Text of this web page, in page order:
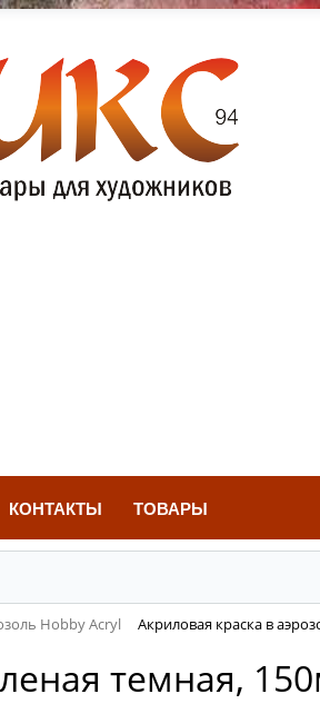
КОНТАКТЫ ТОВАРЫ
Hobby Acryl Акриловая краска в
темная,